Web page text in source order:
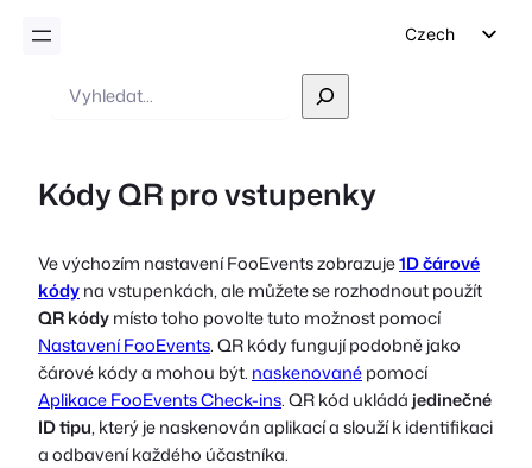
Czech
Portuguese
French
Polish
Vyhledávání
Kódy QR pro vstupenky
Ve výchozím nastavení FooEvents zobrazuje1D čárové
kódyna vstupenkách, ale můžete se rozhodnout použít
QR kódymísto toho povolte tuto možnost pomocí
Nastavení FooEvents. QR kódy fungují podobně jako
čárové kódy a mohou být. naskenovanépomocí
Aplikace FooEvents Check-ins. QR kód ukládá jedinečné
ID tipu, který je naskenován aplikací a slouží k identifikaci
a odbavení každého účastníka.